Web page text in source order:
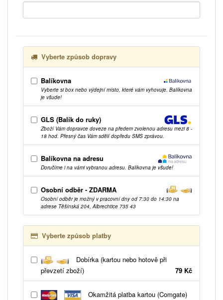
Vyberte způsob dopravy
Balíkovna
Vyberte si box nebo výdejní místo, které vám vyhovuje. Balíkovna
je všude!
GLS (Balík do ruky)
Zboží Vám dopravce doveze na předem zvolenou adresu mezi 8 -
18 hod. Přesný čas Vám sdělí dopředu SMS zprávou.
Balíkovna na adresu
Doručíme i na vámi vybranou adresu. Balíkovna je všude!
Osobní odběr - ZDARMA
Osobní odběr je možný v pracovní dny od 7:30 do 14:30 na
adrese Těšínská 204, Albrechtice 735 43
Vyberte způsob platby
Dobírka (kartou nebo hotově při
převzetí zboží)
79 Kč
Okamžitá platba kartou (Comgate)